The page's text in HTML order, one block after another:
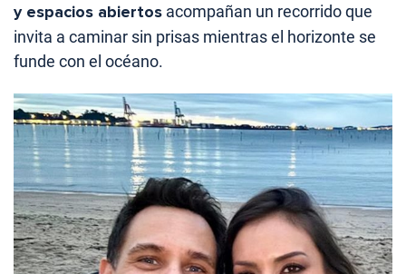
y espacios abiertos acompañan un recorrido que
invita a caminar sin prisas mientras el horizonte se
funde con el océano.